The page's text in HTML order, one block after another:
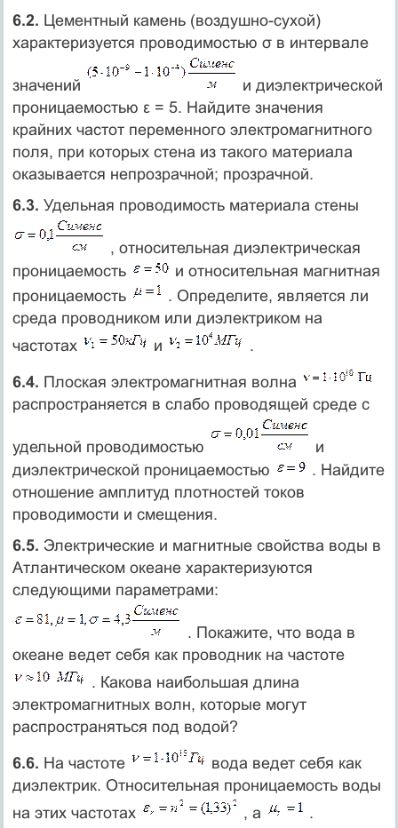
6.2. Цементный камень (воздушно-сухой)
характеризуется проводимостью σ в интервале
значений
и диэлектрической
проницаемостью ε = 5. Найдите значения
крайних частот переменного электромагнитного
поля, при которых стена из такого материала
оказывается непрозрачной; прозрачной.
6.3. Удельная проводимость материала стены
, относительная диэлектрическая
проницаемость
и относительная магнитная
проницаемость
. Определите, является ли
среда проводником или диэлектриком на
частотах
и .
6.4. Плоская электромагнитная волна
распространяется в слабо проводящей среде с
удельной проводимостью
и
диэлектрической проницаемостью
. Найдите
отношение амплитуд плотностей токов
проводимости и смещения.
6.5. Электрические и магнитные свойства воды в
Атлантическом океане характеризуются
следующими параметрами:
. Покажите, что вода в
океане ведет себя как проводник на частоте
. Какова наибольшая длина
электромагнитных волн, которые могут
распространяться под водой?
6.6. На частоте
вода ведет себя как
диэлектрик. Относительная проницаемость воды
на этих частотах
, а
.